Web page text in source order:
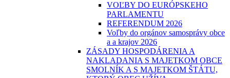
VOĽBY DO EURÓPSKEHO
PARLAMENTU
REFERENDUM 2026
Voľby do orgánov samosprávy obce
a a krajov 2026
ZÁSADY HOSPODÁRENIA A
NAKLADANIA S MAJETKOM OBCE
SMOLNÍK A S MAJETKOM ŠTÁTU,